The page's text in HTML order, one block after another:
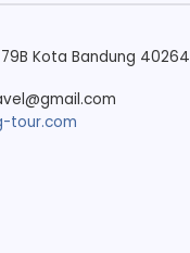
Kota Bandung 40264
tour.com